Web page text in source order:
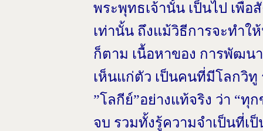
พระพุทธเจ้านั้น เป็นไป เพื่อ
เท่านั้น ถึงแม้วิธีการจะทำ
ก็ตาม เนื้อหาของ การพัฒน
เห็นแก่ตัว เป็นคนที่มีโลกวิทู
”โลกีย์”อย่างแท้จริง ว่า “ทุ
จบ รวมทั้งรู้ความจำเป็นที่เ